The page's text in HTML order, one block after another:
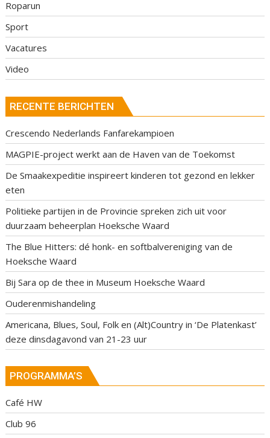
Roparun
Sport
Vacatures
Video
RECENTE BERICHTEN
Crescendo Nederlands Fanfarekampioen
MAGPIE-project werkt aan de Haven van de Toekomst
De Smaakexpeditie inspireert kinderen tot gezond en lekker
eten
Politieke partijen in de Provincie spreken zich uit voor
duurzaam beheerplan Hoeksche Waard
The Blue Hitters: dé honk- en softbalvereniging van de
Hoeksche Waard
Bij Sara op de thee in Museum Hoeksche Waard
Ouderenmishandeling
Americana, Blues, Soul, Folk en (Alt)Country in ‘De Platenkast’
deze dinsdagavond van 21-23 uur
PROGRAMMA’S
Café HW
Club 96